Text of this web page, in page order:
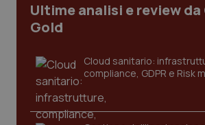
Ultime analisi e review da
Gold
Cloud sanitario:
compliance, GDPR e Risk